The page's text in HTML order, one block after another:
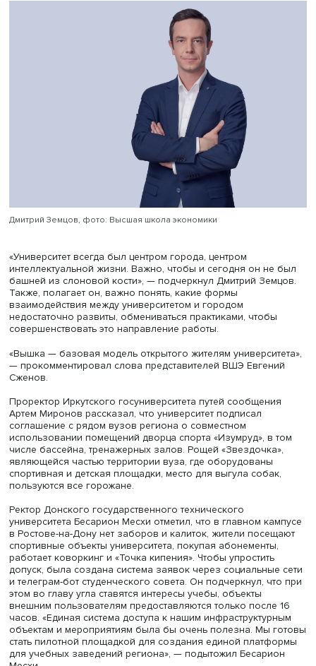
Начальник Управления организации охраны
жилом секторе МВД Станислав Колесник отметил, что
созданы системы контроля прохода в вузы и школы по
электронным карточкам, такой же порядок можно
для посетителей университетов, также следует
совершенствовать видеонаблюдение. Он полагает, что
этого не нужны поправки в законы, достаточно
нормативные документы.
Вероника Мининасообщила, что
открыл для жителей окрестных районов спортплощадки
общежитий, в коворкинги и библиотеки посетители
допускаются по паспорту и при встрече с
вуза. «У нас можно присутствовать через электронный
мы активно приглашаем студентов других вузов
пожелания жителей других городов, где есть кампусы
рассказала она.
НИУ ВШЭ реализует проект «Университет, открытый
накопил опыт открытости и обеспечения безопасности
создания содержательных программ для жителей
регионов, отметил проректор ВШЭ
напомнил про формат Агентства стратегических
«Точка кипения», работающий как площадка, открытая
авторов мероприятий, не являющихся сотрудниками и
проекта.